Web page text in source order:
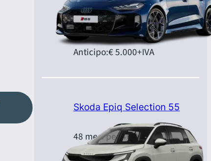
Canone:€ 1.379,00+IVA/mese
Anticipo:€ 5.000+IVA
Skoda Epiq Selection 55
48 mesi per 40.000 km